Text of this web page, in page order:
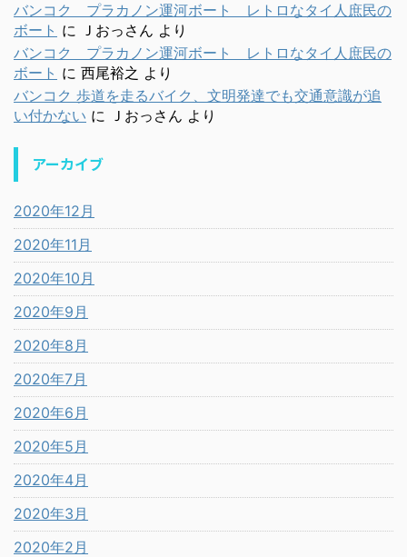
バンコク プラカノン運河ボート レトロなタイ人庶民の
ボート に Ｊおっさん より
バンコク プラカノン運河ボート レトロなタイ人庶民の
ボート に 西尾裕之 より
バンコク 歩道を走るバイク、文明発達でも交通意識が追
い付かない に Ｊおっさん より
アーカイブ
2020年12月
2020年11月
2020年10月
2020年9月
2020年8月
2020年7月
2020年6月
2020年5月
2020年4月
2020年3月
2020年2月